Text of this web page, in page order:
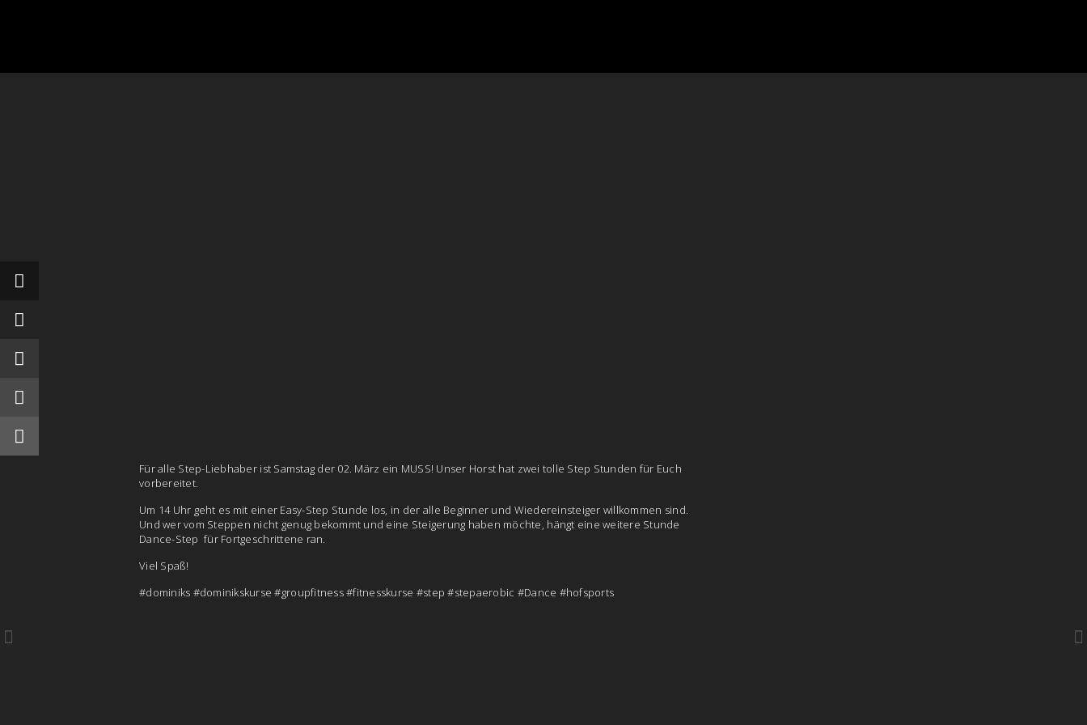
Für alle Step-Liebhaber ist Samstag der 02. März ein MUSS! Unser Horst hat zwei tolle Step Stunden für Euch
vorbereitet.
Um 14 Uhr geht es mit einer Easy-Step Stunde los, in der alle Beginner und Wiedereinsteiger willkommen sind.
Und wer vom Steppen nicht genug bekommt und eine Steigerung haben möchte, hängt eine weitere Stunde
Dance-Step für Fortgeschrittene ran.
Viel Spaß!
#dominiks #dominikskurse #groupfitness #fitnesskurse #step #stepaerobic #Dance #hofsports